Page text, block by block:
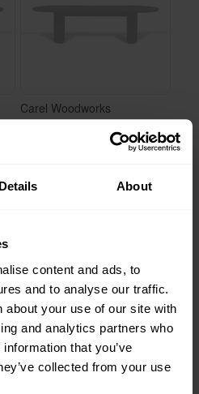
Details About
content and ads, to
and to analyse our traffic.
about your use of our site with
and analytics partners who
that you’ve
collected from your use
Carel Woodworks
Quantum Bord 240 cm Svart